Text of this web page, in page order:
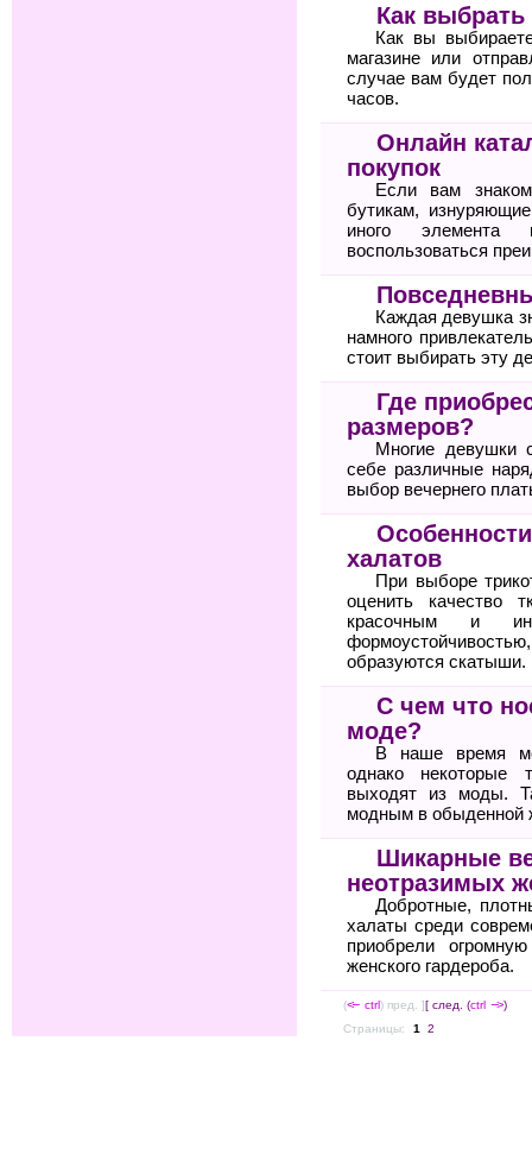
Как
Как вы
магазине или
случае вам будет
часов.
Онлайн
покупок
Если вам
бутикам,
иного элемента
воспользоваться
Каждая девушка
намного
стоит выбирать эту
Где
размеров?
Многие девушки
себе различные
выбор вечернего
халатов
При выборе
оценить качество
красочным и
образуются скатыши.
С чем что
моде?
В наше время
однако некоторые
выходят из моды.
модным в обыденной
Шикарные
неотразимых
Добротные,
халаты среди
приобрели
женского гардероба.
(<-- ctrl) пред. ][ след. (ctrl --> )
Страницы:
1 2